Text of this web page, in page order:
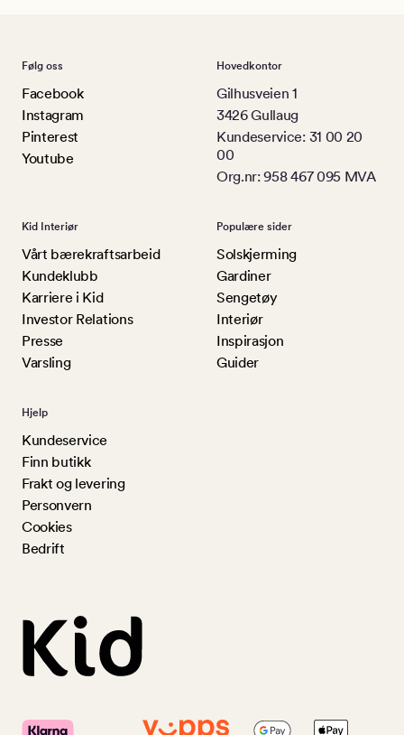
Følg oss
Facebook
Instagram
Pinterest
Youtube
Hovedkontor
Gilhusveien 1
3426 Gullaug
Kundeservice: 31 00 20
00
Org.nr: 958 467 095 MVA
Kid Interiør
Vårt bærekraftsarbeid
Kundeklubb
Karriere i Kid
Investor Relations
Presse
Varsling
Populære sider
Solskjerming
Gardiner
Sengetøy
Interiør
Inspirasjon
Guider
Hjelp
Kundeservice
Finn butikk
Frakt og levering
Personvern
Cookies
Bedrift